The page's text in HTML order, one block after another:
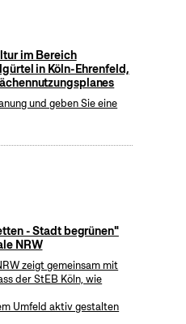
im Bereich
in Köln-Ehrenfeld,
und geben Sie eine
- Stadt begrünen"
NRW
zeigt gemeinsam mit
der StEB Köln, wie
Umfeld aktiv gestalten